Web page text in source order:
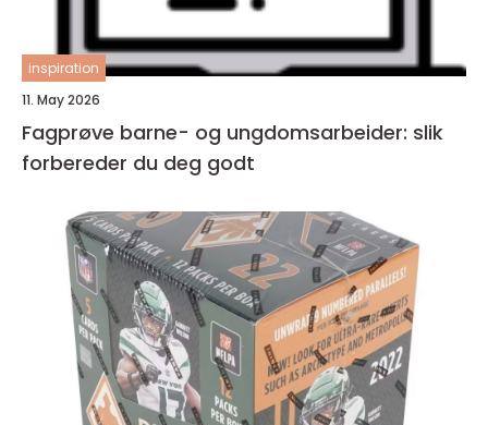
inspiration
11. May 2026
Fagprøve barne- og ungdomsarbeider: slik
forbereder du deg godt